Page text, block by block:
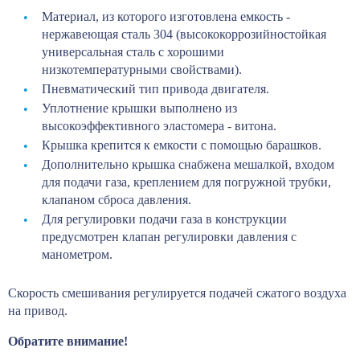
Материал, из которого изготовлена емкость -
нержавеющая сталь 304 (высококоррозийностойкая
универсальная сталь с хорошими
низкотемпературными свойствами).
Пневматический тип привода двигателя.
Уплотнение крышки выполнено из
высокоэффективного эластомера - витона.
Крышка крепится к емкости с помощью барашков.
Дополнительно крышка снабжена мешалкой, входом
для подачи газа, креплением для погружной трубки,
клапаном сброса давления.
Для регулировки подачи газа в конструкции
предусмотрен клапан регулировки давления с
манометром.
Скорость смешивания регулируется подачей сжатого воздуха
на привод.
Обратите внимание!